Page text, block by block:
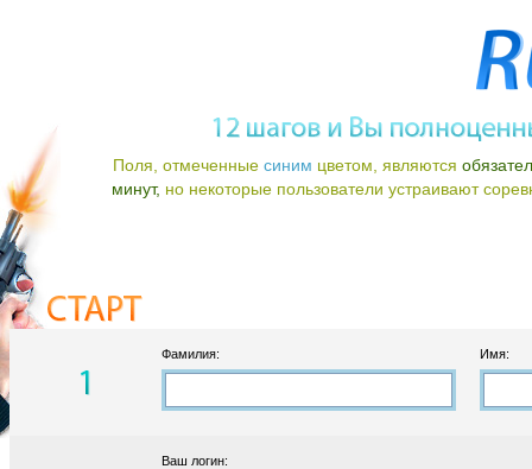
Поля, отмеченные синим цветом, являются
минут, но некоторые пользователи устраивают
Фамилия: Имя:
Ваш логин: